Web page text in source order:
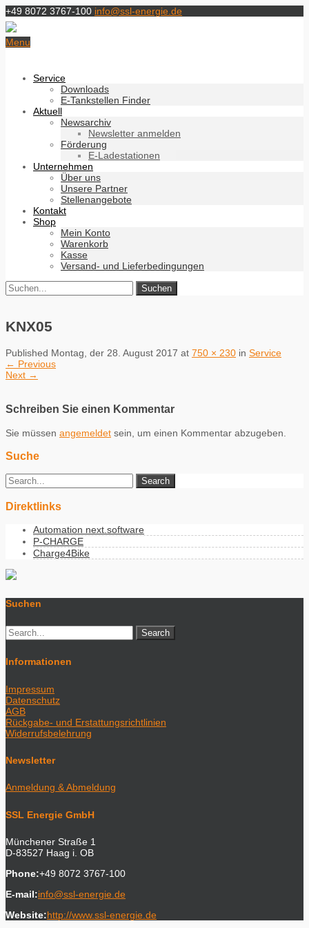
+49 8072 3767-100 info@ssl-energie.de
Menu
Service
Downloads
E-Tankstellen Finder
Aktuell
Newsarchiv
Newsletter anmelden
Förderung
E-Ladestationen
Unternehmen
Über uns
Unsere Partner
Stellenangebote
Kontakt
Shop
Mein Konto
Warenkorb
Kasse
Versand- und Lieferbedingungen
KNX05
Published Montag, der 28. August 2017 at 750 × 230 in Service
← Previous
Next →
Schreiben Sie einen Kommentar
Sie müssen angemeldet sein, um einen Kommentar abzugeben.
Suche
Direktlinks
Automation next.software
P-CHARGE
Charge4Bike
Suchen
Informationen
Impressum
Datenschutz
AGB
Rückgabe- und Erstattungsrichtlinien
Widerrufsbelehrung
Newsletter
Anmeldung & Abmeldung
SSL Energie GmbH
Münchener Straße 1
D-83527 Haag i. OB
Phone:+49 8072 3767-100
E-mail:info@ssl-energie.de
Website:http://www.ssl-energie.de